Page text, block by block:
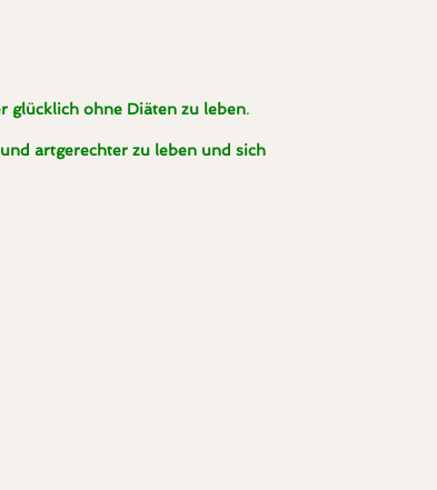
glücklich ohne Diäten zu leben.
artgerechter zu leben und sich